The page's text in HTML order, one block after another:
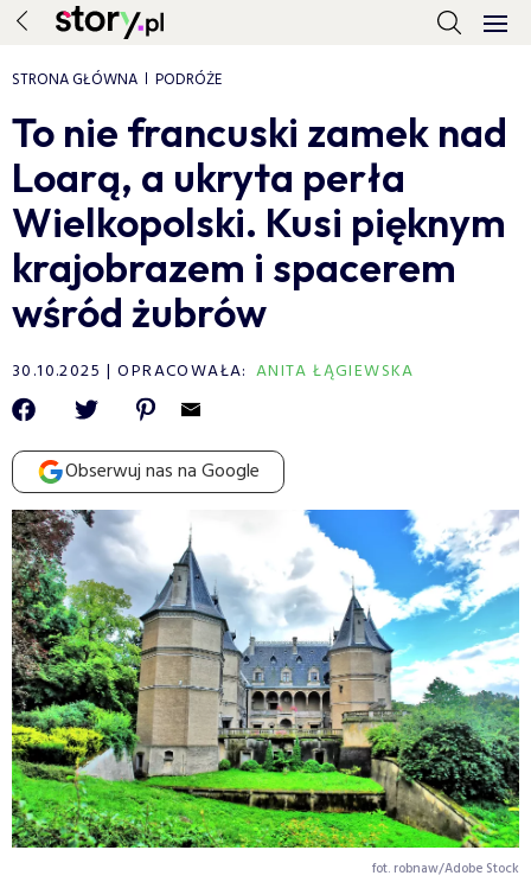
STRONA GŁÓWNA PODRÓŻE
To nie francuski zamek nad
Loarą, a ukryta perła
Wielkopolski. Kusi pięknym
krajobrazem i spacerem
wśród żubrów
30.10.2025 OPRACOWAŁA: ANITA ŁĄGIEWSKA
Obserwuj nas na Google
fot. robnaw/Adobe Stock